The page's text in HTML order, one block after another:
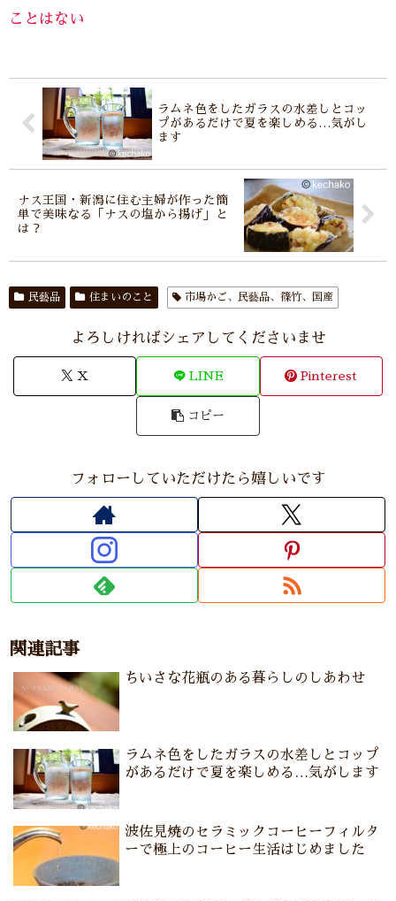
ことはない
ラムネ色をしたガラスの水差しとコッ
プがあるだけで夏を楽しめる…気がし
ます
ナス王国・新潟に住む主婦が作った簡
単で美味なる「ナスの塩から揚げ」と
は？
民藝品 住まいのこと 市場かご、民藝品、篠竹、国産
よろしければシェアしてくださいませ
X LINE Pinterest
コピー
フォローしていただけたら嬉しいです
関連記事
ちいさな花瓶のある暮らしのしあわせ
ラムネ色をしたガラスの水差しとコップ
があるだけで夏を楽しめる…気がします
波佐見焼のセラミックコーヒーフィルタ
ーで極上のコーヒー生活はじめました